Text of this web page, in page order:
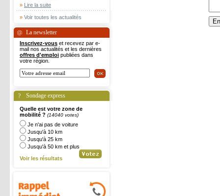
» Lire la suite
» Voir toutes les actualités
La newsletter
Inscrivez-vous et recevez par e-
mail nos actualités et les dernières
offres d'emploi publiées dans
votre région.
Sondage express
Quelle est votre zone de
mobilité ? (14040 votes)
Je n'ai pas de voiture
Jusqu'à 10 km
Jusqu'à 25 km
Jusqu'à 50 km et plus
Voir les résultats